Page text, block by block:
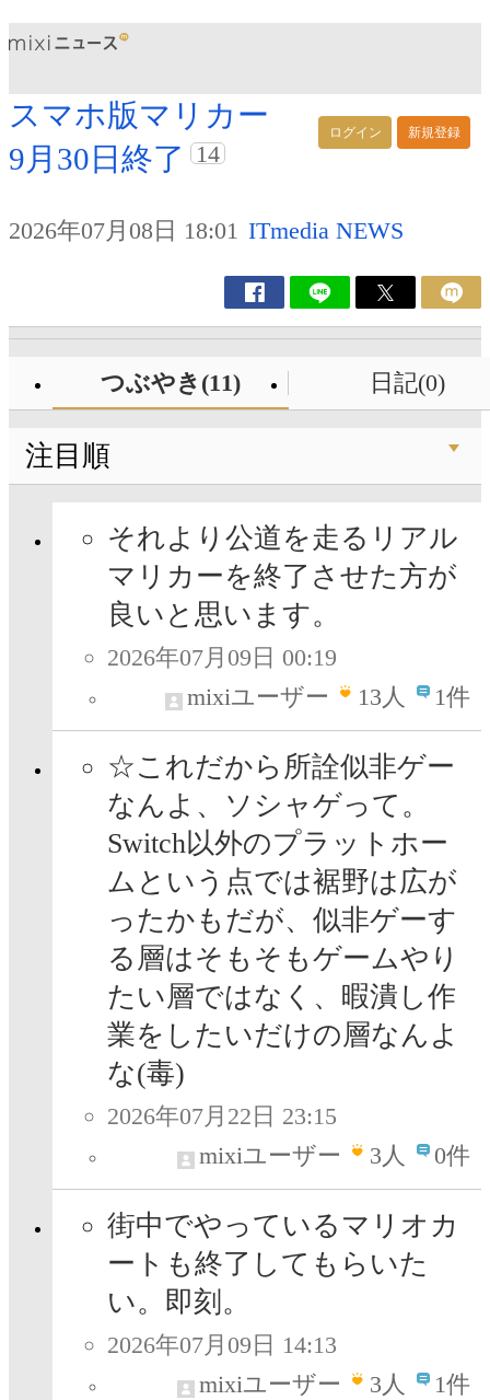
ログイン 新規登録
スマホ版マリカー
9月30日終了
14
2026年07月08日 18:01 ITmedia NEWS
つぶやき(11) 日記(0)
注目順
それより公道を走るリアル
マリカーを終了させた方が
良いと思います。
2026年07月09日 00:19
mixiユーザー
13人 1件
☆これだから所詮似非ゲー
なんよ、ソシャゲって。
Switch以外のプラットホー
ムという点では裾野は広が
ったかもだが、似非ゲーす
る層はそもそもゲームやり
たい層ではなく、暇潰し作
業をしたいだけの層なんよ
な(毒)
2026年07月22日 23:15
mixiユーザー
3人 0件
街中でやっているマリオカ
ートも終了してもらいた
い。即刻。
2026年07月09日 14:13
mixiユーザー
3人 1件